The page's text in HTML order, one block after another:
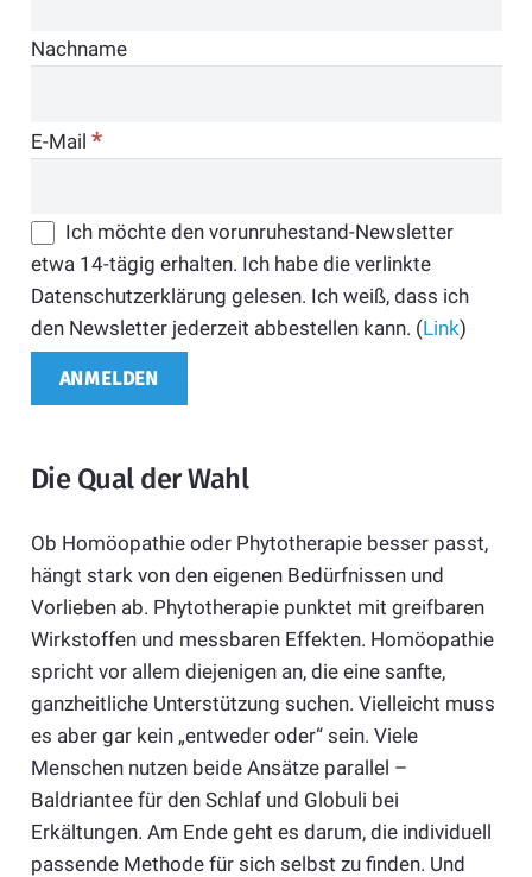
Nachname
E-Mail *
Ich möchte den vorunruhestand-Newsletter
etwa 14-tägig erhalten. Ich habe die verlinkte
Datenschutzerklärung gelesen. Ich weiß, dass ich
den Newsletter jederzeit abbestellen kann. (Link)
Die Qual der Wahl
Ob Homöopathie oder Phytotherapie besser passt,
hängt stark von den eigenen Bedürfnissen und
Vorlieben ab. Phytotherapie punktet mit greifbaren
Wirkstoffen und messbaren Effekten. Homöopathie
spricht vor allem diejenigen an, die eine sanfte,
ganzheitliche Unterstützung suchen. Vielleicht muss
es aber gar kein „entweder oder“ sein. Viele
Menschen nutzen beide Ansätze parallel –
Baldriantee für den Schlaf und Globuli bei
Erkältungen. Am Ende geht es darum, die individuell
passende Methode für sich selbst zu finden. Und